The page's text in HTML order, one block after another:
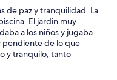
de paz y tranquilidad. La
El jardin muy
a los niños y jugaba
pendiente de lo que
y tranquilo, tanto